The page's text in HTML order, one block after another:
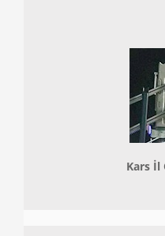
Kars İl